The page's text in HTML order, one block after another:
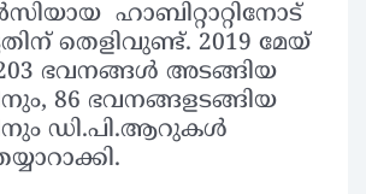
ഹാബിറ്റാറ്റിനോട്
തെളിവുണ്ട്. 2019 മേയ്
ഭവനങ്ങള്‍ അടങ്ങിയ
86 ഭവനങ്ങളടങ്ങിയ
ഡി.പി.ആറുകള്‍